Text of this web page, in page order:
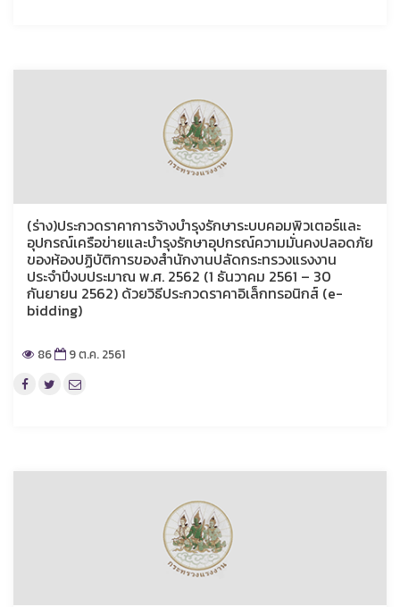
(ร่าง)ประกวดราคาการจ้างบำรุงรักษาระบบคอมพิวเตอร์และ
อุปกรณ์เครือข่ายและบำรุงรักษาอุปกรณ์ความมั่นคงปลอดภัย
ของห้องปฏิบัติการของสำนักงานปลัดกระทรวงแรงงาน
ประจำปีงบประมาณ พ.ศ. 2562 (1 ธันวาคม 2561 – 30
กันยายน 2562) ด้วยวิธีประกวดราคาอิเล็กทรอนิกส์ (e-
bidding)
86 9 ต.ค. 2561